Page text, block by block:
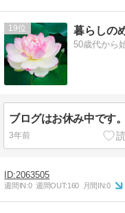
19 暮らしの
50歳代から
ブログはお休み中です。
3年前
2063505
週間IN:0 週間OUT:160 月間IN:0